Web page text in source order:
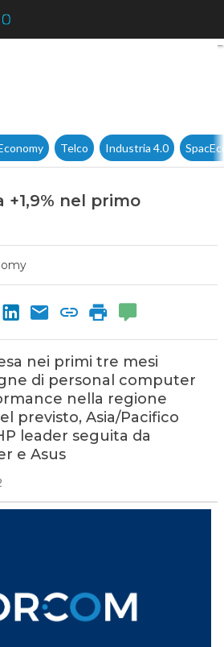
Vendite di pc a +1,9% nel
Telco Industria 4.0
nel primo
nei primi tre mesi
di personal computer
nella regione
previsto, Asia/Pacifico
leader seguita da
e Asus